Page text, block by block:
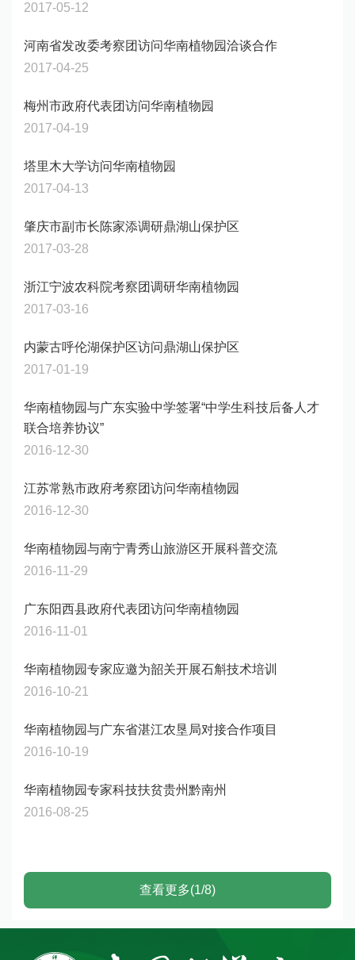
2017-05-12
河南省发改委考察团访问华南植物园洽谈合作
2017-04-25
梅州市政府代表团访问华南植物园
2017-04-19
塔里木大学访问华南植物园
2017-04-13
肇庆市副市长陈家添调研鼎湖山保护区
2017-03-28
浙江宁波农科院考察团调研华南植物园
2017-03-16
内蒙古呼伦湖保护区访问鼎湖山保护区
2017-01-19
华南植物园与广东实验中学签署“中学生科技后备人才
联合培养协议”
2016-12-30
江苏常熟市政府考察团访问华南植物园
2016-12-30
华南植物园与南宁青秀山旅游区开展科普交流
2016-11-29
广东阳西县政府代表团访问华南植物园
2016-11-01
华南植物园专家应邀为韶关开展石斛技术培训
2016-10-21
华南植物园与广东省湛江农垦局对接合作项目
2016-10-19
华南植物园专家科技扶贫贵州黔南州
2016-08-25
查看更多(1/8)